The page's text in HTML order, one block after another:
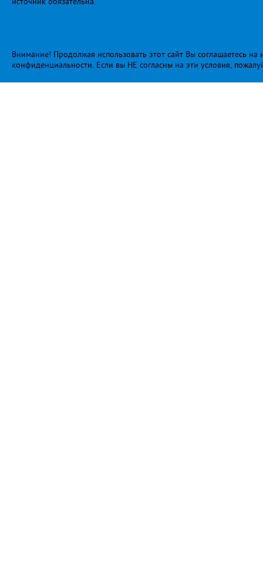
Внимание! Продолжая использовать этот сайт Вы соглашаетесь
конфиденциальности. Если вы НЕ согласны на эти условия,